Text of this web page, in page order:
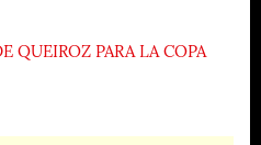
QUEIROZ PARA LA COPA